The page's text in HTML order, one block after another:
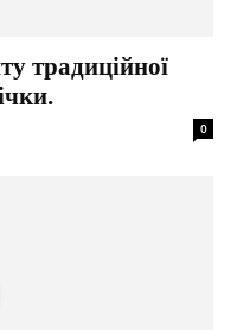
традиційної
0